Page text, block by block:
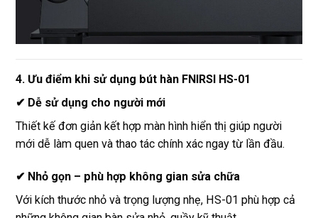
4. Ưu điểm khi sử dụng bút hàn FNIRSI HS-01
✔ Dễ sử dụng cho người mới
Thiết kế đơn giản kết hợp màn hình hiển thị giúp người
mới dễ làm quen và thao tác chính xác ngay từ lần đầu.
✔ Nhỏ gọn – phù hợp không gian sửa chữa
Với kích thước nhỏ và trọng lượng nhẹ, HS-01 phù hợp cả